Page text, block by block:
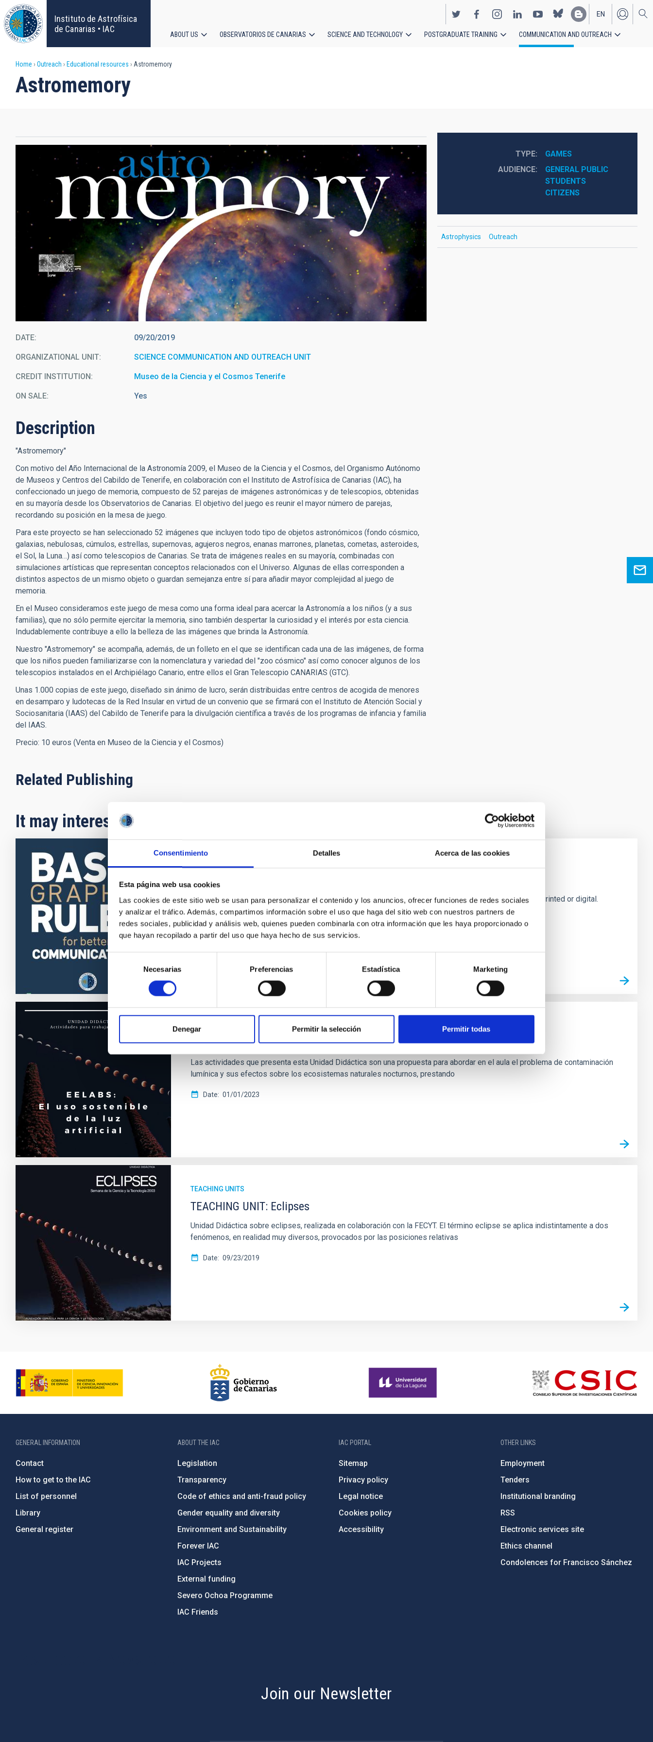
Consentimiento Detalles Acerca de las cookies
Esta página web usa cookies
Las cookies de este sitio web se usan para personalizar el contenido y los anuncios, ofrecer funciones de redes sociales
y analizar el tráfico. Además, compartimos información sobre el uso que haga del sitio web con nuestros partners de
redes sociales, publicidad y análisis web, quienes pueden combinarla con otra información que les haya proporcionado o
que hayan recopilado a partir del uso que haya hecho de sus servicios.
Selección
consentimiento
Necesarias Preferencias Estadística Marketing
Denegar Permitir la selección Permitir todas
Skip
to
main
content
Instituto de Astrofísica
de Canarias • IAC
EN
ES
navigation
ABOUT US OBSERVATORIOS DE CANARIAS SCIENCE AND TECHNOLOGY POSTGRADUATE TRAINING COMMUNICATION AND OUTREACH
Breadcrumb
Home Outreach Educational resources Astromemory
Astromemory
DATE 09/20/2019
ORGANIZATIONAL UNIT SCIENCE COMMUNICATION AND OUTREACH UNIT
CREDIT INSTITUTION Museo de la Ciencia y el Cosmos Tenerife
ON SALE Yes
Description
"Astromemory"
Con motivo del Año Internacional de la Astronomía 2009, el Museo de la Ciencia y el Cosmos, del Organismo Autónomo
de Museos y Centros del Cabildo de Tenerife, en colaboración con el Instituto de Astrofísica de Canarias (IAC), ha
confeccionado un juego de memoria, compuesto de 52 parejas de imágenes astronómicas y de telescopios, obtenidas
en su mayoría desde los Observatorios de Canarias. El objetivo del juego es reunir el mayor número de parejas,
recordando su posición en la mesa de juego.
Para este proyecto se han seleccionado 52 imágenes que incluyen todo tipo de objetos astronómicos (fondo cósmico,
galaxias, nebulosas, cúmulos, estrellas, supernovas, agujeros negros, enanas marrones, planetas, cometas, asteroides,
el Sol, la Luna…) así como telescopios de Canarias. Se trata de imágenes reales en su mayoría, combinadas con
simulaciones artísticas que representan conceptos relacionados con el Universo. Algunas de ellas corresponden a
distintos aspectos de un mismo objeto o guardan semejanza entre sí para añadir mayor complejidad al juego de
memoria.
En el Museo consideramos este juego de mesa como una forma ideal para acercar la Astronomía a los niños (y a sus
familias), que no sólo permite ejercitar la memoria, sino también despertar la curiosidad y el interés por esta ciencia.
Indudablemente contribuye a ello la belleza de las imágenes que brinda la Astronomía.
Nuestro "Astromemory" se acompaña, además, de un folleto en el que se identifican cada una de las imágenes, de forma
que los niños pueden familiarizarse con la nomenclatura y variedad del "zoo cósmico" así como conocer algunos de los
telescopios instalados en el Archipiélago Canario, entre ellos el Gran Telescopio CANARIAS (GTC).
Unas 1.000 copias de este juego, diseñado sin ánimo de lucro, serán distribuidas entre centros de acogida de menores
en desamparo y ludotecas de la Red Insular en virtud de un convenio que se firmará con el Instituto de Atención Social y
Sociosanitaria (IAAS) del Cabildo de Tenerife para la divulgación científica a través de los programas de infancia y familia
del IAAS.
Precio: 10 euros (Venta en Museo de la Ciencia y el Cosmos)
Related Publishing
TYPE
GAMES
AUDIENCE
GENERAL PUBLIC
STUDENTS
CITIZENS
Astrophysics Outreach
It may interest you
Basic Graphic Rules For Better Communications
Basic practical and conceptual graphic design rules to visually improve your scientific communications. Printed or digital.
Scientific Posters Design.
Date 05/09/2025
UD EELabs: El uso sostenible de la luz artificial (ESP)
Las actividades que presenta esta Unidad Didáctica son una propuesta para abordar en el aula el problema de contaminación
lumínica y sus efectos sobre los ecosistemas naturales nocturnos, prestando
Date 01/01/2023
TEACHING UNITS
TEACHING UNIT: Eclipses
Unidad Didáctica sobre eclipses, realizada en colaboración con la FECYT. El término eclipse se aplica indistintamente a dos
fenómenos, en realidad muy diversos, provocados por las posiciones relativas
Date 09/23/2019
GENERAL INFORMATION
Contact
How to get to the IAC
List of personnel
Library
General register
ABOUT THE IAC
Legislation
Transparency
Code of ethics and anti-fraud policy
Gender equality and diversity
Environment and Sustainability
Forever IAC
IAC Projects
External funding
Severo Ochoa Programme
IAC Friends
IAC PORTAL
Sitemap
Privacy policy
Legal notice
Cookies policy
Accessibility
OTHER LINKS
Employment
Tenders
Institutional branding
RSS
Electronic services site
Ethics channel
Condolences for Francisco Sánchez
Join our Newsletter